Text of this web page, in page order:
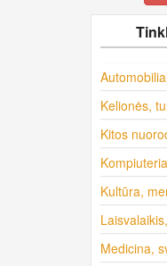
Kelionės,
Kitos
Kultūra,
Medicina,